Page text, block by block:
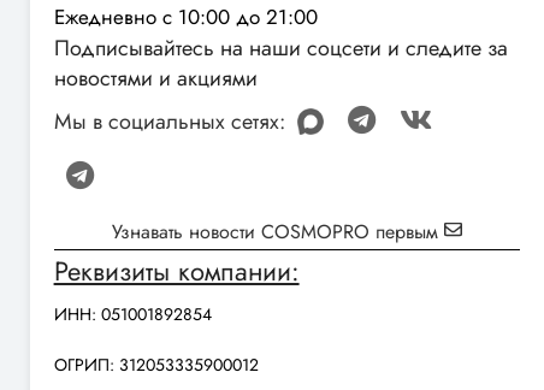
Ежедневно с 10:00 до 21:00
Подписывайтесь на наши соцсети и следите за
новостями и акциями
Мы в социальных сетях:
Узнавать новости COSMOPRO первым
Реквизиты компании:
ИНН: 051001892854
ОГРИП: 312053335900012